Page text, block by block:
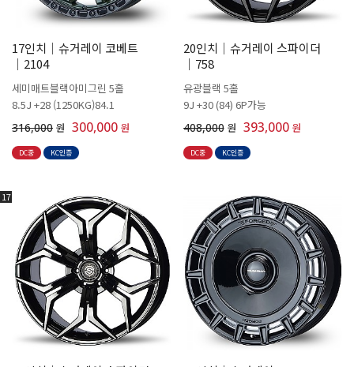
17인치│슈거레이 코베트
│2104
세미매트블랙아미그린 5홀
8.5J +28 (1250KG)84.1
316,000 원 300,000 원
DC중 KC인증
20인치│슈거레이 스파이더
│758
유광블랙 5홀
9J +30 (84) 6P가능
408,000 원 393,000 원
DC중 KC인증
17